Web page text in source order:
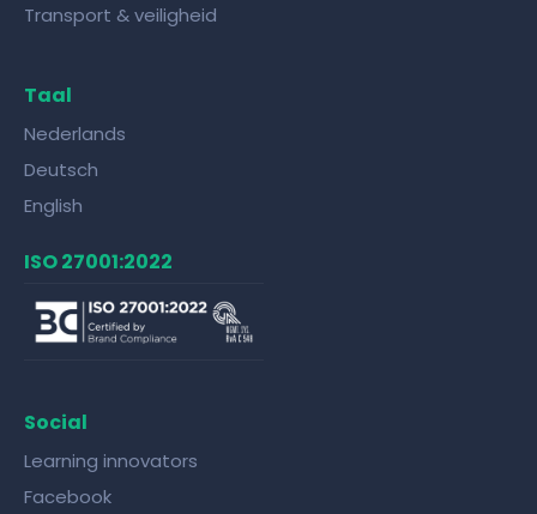
Transport & veiligheid
Taal
Nederlands
Deutsch
English
ISO 27001:2022
Social
Learning innovators
Facebook